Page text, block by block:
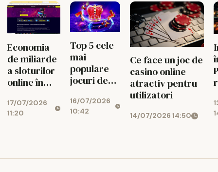
Economia
de miliarde
a sloturilor
online în
17/07/2026
11:20
Top 5 cele
mai
populare
jocuri de
online
16/07/2026
10:42
Ce face un joc de
casino online
atractiv pentru
utilizatori
14/07/2026 14:50